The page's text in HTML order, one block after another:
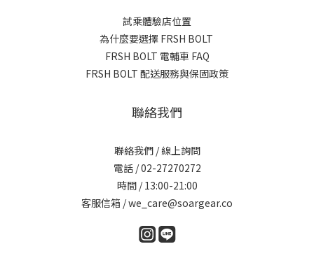
試乘體驗店位置
為什麼要選擇 FRSH BOLT
FRSH BOLT 電輔車 FAQ
FRSH BOLT 配送服務與保固政策
聯絡我們
聯絡我們 / 線上詢問
電話 / 02-27270272
時間 / 13:00-21:00
客服信箱 / we_care@soargear.co